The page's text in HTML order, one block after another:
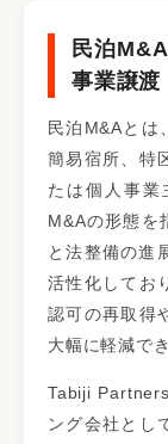
民泊
事業譲渡
民泊M&Aとは
簡易宿所、特
たは個人事業
M&Aの形態を
と法整備の進
活性化してお
認可の再取得
大幅に軽減で
Tabiji
ング会社とし